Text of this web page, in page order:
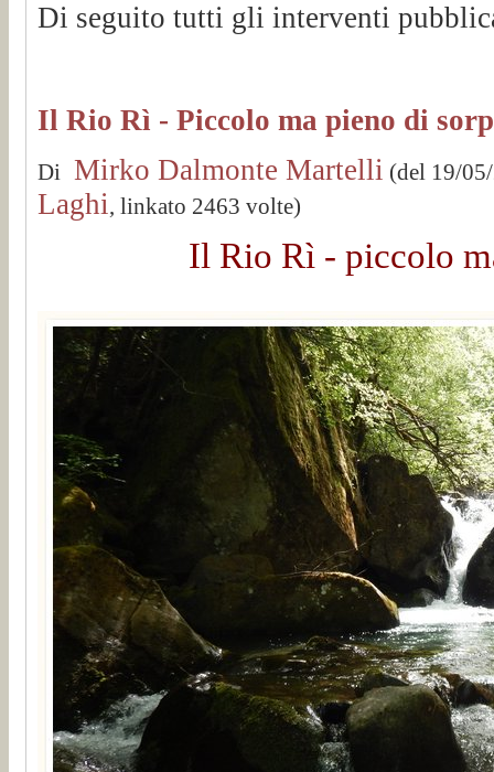
Di seguito tutti gli interventi
Il Rio Rì - Piccolo ma pieno di
Di Mirko Dalmonte Martelli (del 19/
Laghi, linkato 2463 volte)
Il Rio Rì - piccolo